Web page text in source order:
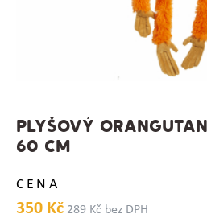
PLYŠOVÝ
60 CM
CENA
350 Kč 289 Kč bez DPH